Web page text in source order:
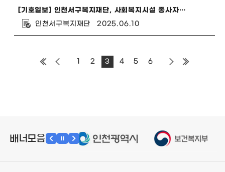
[기호일보] 인천서구복지재단, 사회복지시설 종사자 대상 우수기관 비교시찰
인천서구복지재단
2025.06.10
1 2 3 4 5 6
배너모음